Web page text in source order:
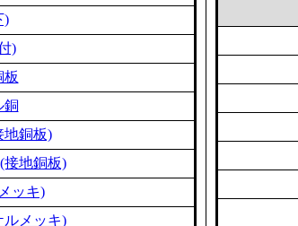
)
)
板
銅
地銅板)
接地銅板)
ッキ)
ルメッキ)